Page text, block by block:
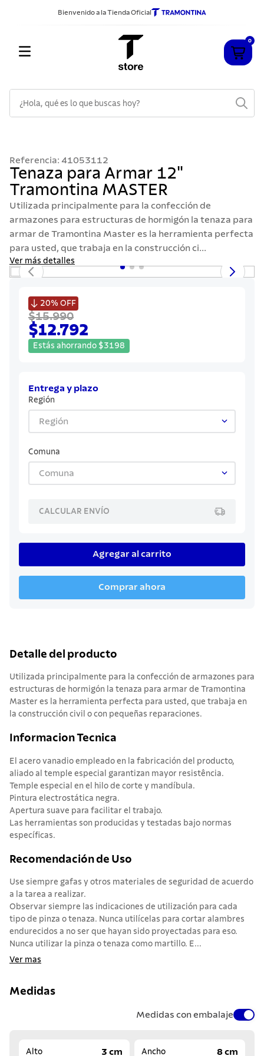
Bienvenido a la Tienda Oficial
0
Referencia: 41053112
Tenaza para Armar 12"
Tramontina MASTER
Utilizada principalmente para la confección de
armazones para estructuras de hormigón la tenaza para
armar de Tramontina Master es la herramienta perfecta
para usted, que trabaja en la construcción ci...
Ver más detalles
 20% OFF
$15.990
$12.792
Estás ahorrando $3198
Entrega y plazo
Región
Región
Comuna
Comuna
CALCULAR ENVÍO
Agregar al carrito
Comprar ahora
Detalle del producto
Utilizada principalmente para la confección de armazones para
estructuras de hormigón la tenaza para armar de Tramontina
Master es la herramienta perfecta para usted, que trabaja en
la construcción civil o con pequeñas reparaciones.
Informacion Tecnica
El acero vanadio empleado en la fabricación del producto,
aliado al temple especial garantizan mayor resistência.
Temple especial en el hilo de corte y mandíbula.
Pintura electrostática negra.
Apertura suave para facilitar el trabajo.
Las herramientas son producidas y testadas bajo normas
específicas.
Recomendación de Uso
Use siempre gafas y otros materiales de seguridad de acuerdo
a la tarea a realizar.
Observar siempre las indicaciones de utilización para cada
tipo de pinza o tenaza. Nunca utilícelas para cortar alambres
endurecidos a no ser que hayan sido proyectadas para eso.
Nunca utilizar la pinza o tenaza como martillo. E...
Ver mas
Medidas
Medidas con embalaje
Alto 3 cm Ancho 8 cm
2.
sarten
3.
cubiertos
4.
ollas
5.
acero inoxidable
6.
grano
442
cuchillo
10. allegra